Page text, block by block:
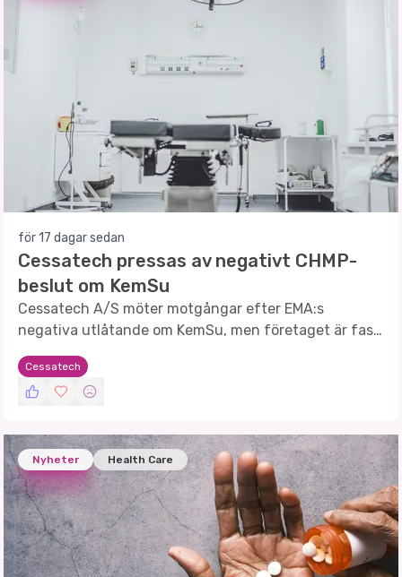
för 17 dagar sedan
Cessatech pressas av negativt CHMP-
beslut om KemSu
Cessatech A/S möter motgångar efter EMA:s
negativa utlåtande om KemSu, men företaget är fast
beslutet att överklaga beslutet.
Cessatech
Nyheter Health Care